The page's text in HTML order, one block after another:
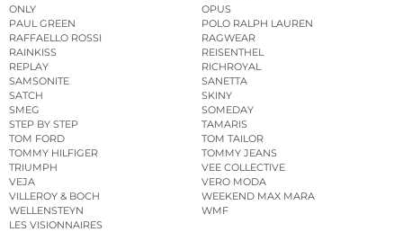
ONLY
OPUS
PAUL GREEN
POLO RALPH LAUREN
RAFFAELLO ROSSI
RAGWEAR
RAINKISS
REISENTHEL
REPLAY
RICHROYAL
SAMSONITE
SANETTA
SATCH
SKINY
SMEG
SOMEDAY
STEP BY STEP
TAMARIS
TOM FORD
TOM TAILOR
TOMMY HILFIGER
TOMMY JEANS
TRIUMPH
VEE COLLECTIVE
VEJA
VERO MODA
VILLEROY & BOCH
WEEKEND MAX MARA
WELLENSTEYN
WMF
LES VISIONNAIRES